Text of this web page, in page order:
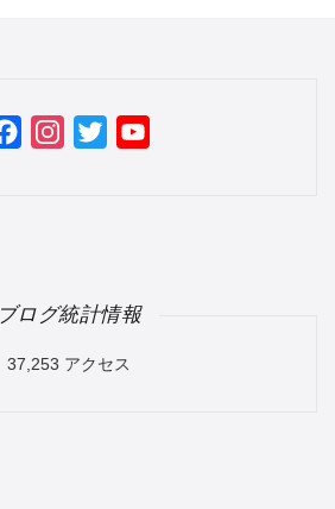
FacebookInstagram
Twitter
ブログ統計情報
37,253 アクセス